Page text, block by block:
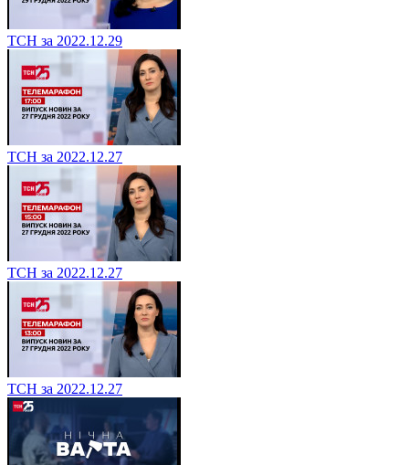
ТСН за 2022.12.29
ТСН за 2022.12.27
ТСН за 2022.12.27
ТСН за 2022.12.27